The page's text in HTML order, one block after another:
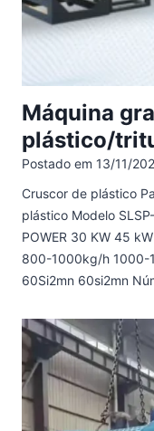
Máquina
plástico/
Postado em 13/11/
Cruscor de plástico
plástico Modelo
POWER 30 KW 45
800-1000kg/h 1000-
60Si2mn 60si2mn